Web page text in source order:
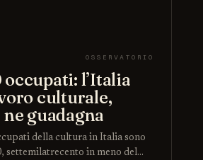
OSSERVATORIO
l’Italia
culturale,
ne guadagna
della cultura in Italia sono
settemilatrecento in meno del…